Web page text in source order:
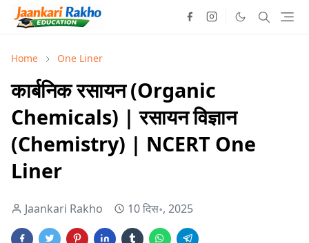
Home One Liner
कार्बनिक रसायन (Organic
Chemicals) | रसायन विज्ञान
(Chemistry) | NCERT One
Liner
Jaankari Rakho 10 दिस॰, 2025